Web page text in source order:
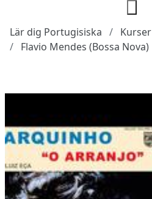
Lär dig Portugisiska
Kurser
Flavio Mendes (Bossa Nova)